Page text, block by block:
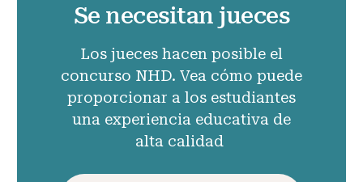
Se necesitan jueces
Los jueces hacen posible el
concurso NHD. Vea cómo puede
proporcionar a los estudiantes
una experiencia educativa de
alta calidad